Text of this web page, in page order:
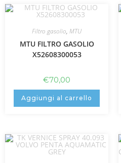
Filtro gasolio, MTU
MTU FILTRO GASOLIO
X52608300053
€70,00
Aggiungi al carrello